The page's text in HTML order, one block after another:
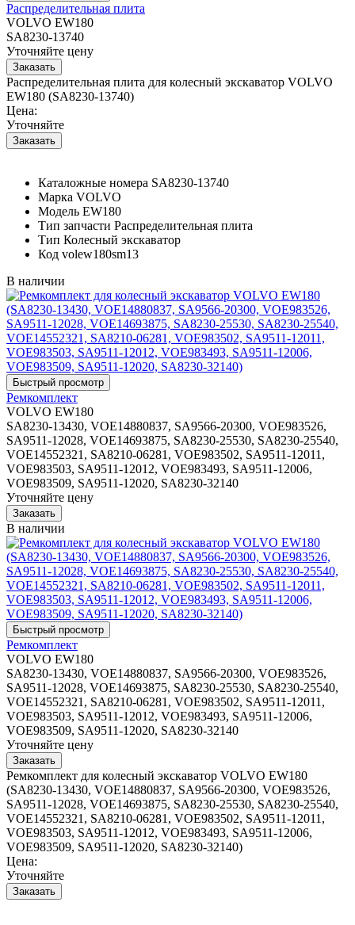
Распределительная плита
VOLVO EW180
SA8230-13740
Уточняйте цену
Распределительная плита для колесный экскаватор VOLVO
EW180 (SA8230-13740)
Цена:
Уточняйте
Каталожные номера SA8230-13740
Марка VOLVO
Модель EW180
Тип запчасти Распределительная плита
Тип Колесный экскаватор
Код volew180sm13
В наличии
Ремкомплект
VOLVO EW180
SA8230-13430, VOE14880837, SA9566-20300, VOE983526,
SA9511-12028, VOE14693875, SA8230-25530, SA8230-25540,
VOE14552321, SA8210-06281, VOE983502, SA9511-12011,
VOE983503, SA9511-12012, VOE983493, SA9511-12006,
VOE983509, SA9511-12020, SA8230-32140
Уточняйте цену
В наличии
Ремкомплект
VOLVO EW180
SA8230-13430, VOE14880837, SA9566-20300, VOE983526,
SA9511-12028, VOE14693875, SA8230-25530, SA8230-25540,
VOE14552321, SA8210-06281, VOE983502, SA9511-12011,
VOE983503, SA9511-12012, VOE983493, SA9511-12006,
VOE983509, SA9511-12020, SA8230-32140
Уточняйте цену
Ремкомплект для колесный экскаватор VOLVO EW180
(SA8230-13430, VOE14880837, SA9566-20300, VOE983526,
SA9511-12028, VOE14693875, SA8230-25530, SA8230-25540,
VOE14552321, SA8210-06281, VOE983502, SA9511-12011,
VOE983503, SA9511-12012, VOE983493, SA9511-12006,
VOE983509, SA9511-12020, SA8230-32140)
Цена:
Уточняйте